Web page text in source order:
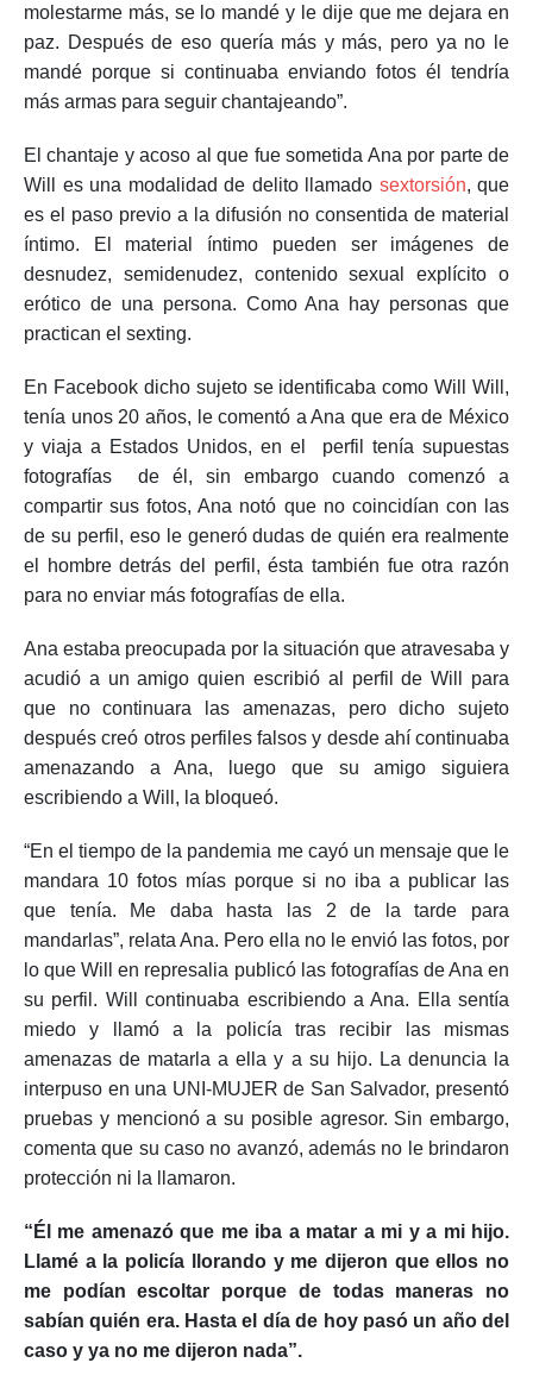
molestarme más, se lo mandé y le dije que me dejara en
paz. Después de eso quería más y más, pero ya no le
mandé porque si continuaba enviando fotos él tendría
más armas para seguir chantajeando”.
El chantaje y acoso al que fue sometida Ana por parte de
Will es una modalidad de delito llamado sextorsión, que
es el paso previo a la difusión no consentida de material
íntimo. El material íntimo pueden ser imágenes de
desnudez, semidenudez, contenido sexual explícito o
erótico de una persona. Como Ana hay personas que
practican el sexting.
En Facebook dicho sujeto se identificaba como Will Will,
tenía unos 20 años, le comentó a Ana que era de México
y viaja a Estados Unidos, en el perfil tenía supuestas
fotografías de él, sin embargo cuando comenzó a
compartir sus fotos, Ana notó que no coincidían con las
de su perfil, eso le generó dudas de quién era realmente
el hombre detrás del perfil, ésta también fue otra razón
para no enviar más fotografías de ella.
Ana estaba preocupada por la situación que atravesaba y
acudió a un amigo quien escribió al perfil de Will para
que no continuara las amenazas, pero dicho sujeto
después creó otros perfiles falsos y desde ahí continuaba
amenazando a Ana, luego que su amigo siguiera
escribiendo a Will, la bloqueó.
“En el tiempo de la pandemia me cayó un mensaje que le
mandara 10 fotos mías porque si no iba a publicar las
que tenía. Me daba hasta las 2 de la tarde para
mandarlas”, relata Ana. Pero ella no le envió las fotos, por
lo que Will en represalia publicó las fotografías de Ana en
su perfil. Will continuaba escribiendo a Ana. Ella sentía
miedo y llamó a la policía tras recibir las mismas
amenazas de matarla a ella y a su hijo. La denuncia la
interpuso en una UNI-MUJER de San Salvador, presentó
pruebas y mencionó a su posible agresor. Sin embargo,
comenta que su caso no avanzó, además no le brindaron
protección ni la llamaron.
“Él me amenazó que me iba a matar a mi y a mi hijo.
Llamé a la policía llorando y me dijeron que ellos no
me podían escoltar porque de todas maneras no
sabían quién era. Hasta el día de hoy pasó un año del
caso y ya no me dijeron nada”.